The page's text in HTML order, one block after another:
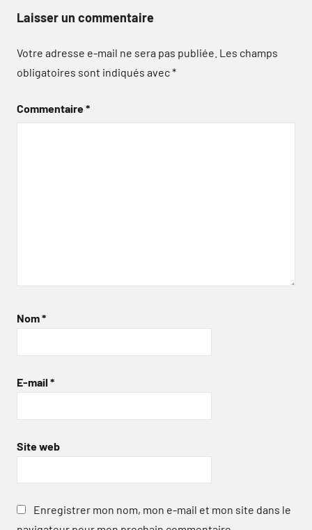
Laisser un commentaire
Votre adresse e-mail ne sera pas publiée. Les champs
obligatoires sont indiqués avec*
Commentaire*
Nom*
E-mail *
Site web
Enregistrer mon nom, mon e-mail et mon site dans le